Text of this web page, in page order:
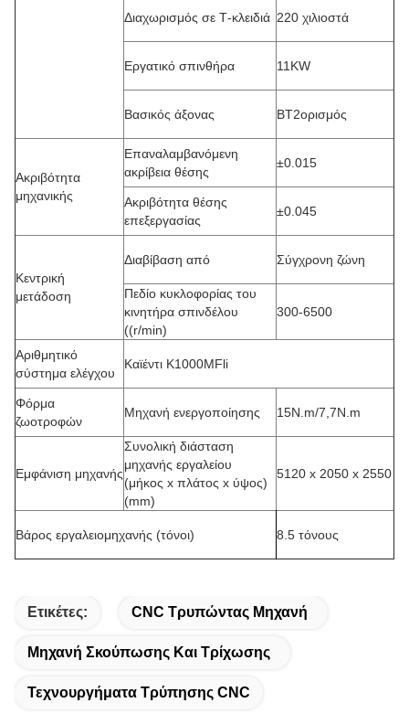
Διαχωρισμός σε Τ-κλειδιά 220 χιλιοστά
Εργατικό σπινθήρα 11KW
Βασικός άξονας BT2ορισμός
Ακριβότητα
μηχανικής
Επαναλαμβανόμενη
ακρίβεια θέσης
±0.015
Ακριβότητα θέσης
επεξεργασίας
±0.045
Κεντρική
μετάδοση
Διαβίβαση από Σύγχρονη ζώνη
Πεδίο κυκλοφορίας του
κινητήρα σπινδέλου
((r/min)
300-6500
Αριθμητικό
σύστημα ελέγχου
Καϊέντι K1000MFli
Φόρμα
ζωοτροφών
Μηχανή ενεργοποίησης 15N.m/7,7N.m
Εμφάνιση μηχανής
Συνολική διάσταση
μηχανής εργαλείου
(μήκος x πλάτος x ύψος)
(mm)
5120 x 2050 x 2550
Βάρος εργαλειομηχανής (τόνοι) 8.5 τόνους
Ετικέτες: CNC Τρυπώντας Μηχανή
Μηχανή Σκούπωσης Και Τρίχωσης
Τεχνουργήματα Τρύπησης CNC